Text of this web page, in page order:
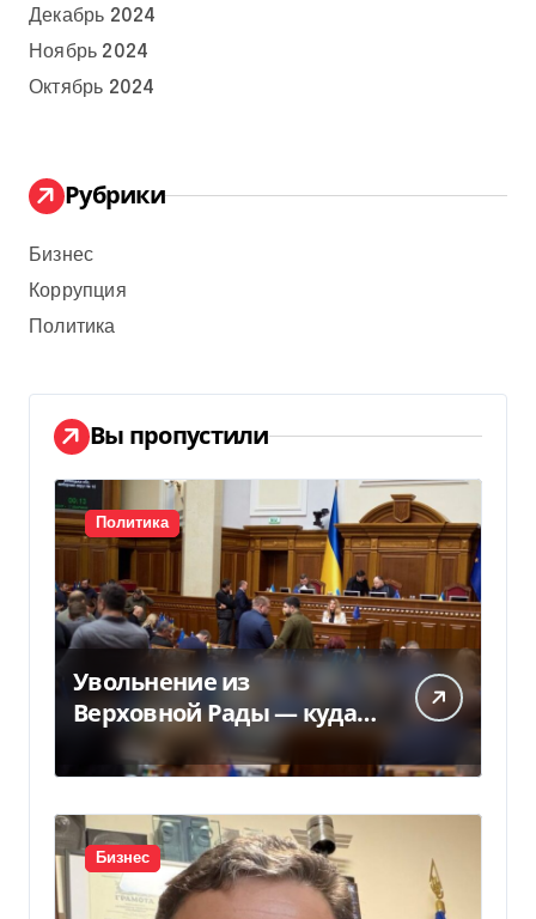
Декабрь 2024
Ноябрь 2024
Октябрь 2024
Рубрики
Бизнес
Коррупция
Политика
Вы пропустили
Политика
Увольнение из
Верховной Рады — куда
исчез 71 народный
депутат за семь лет
Бизнес